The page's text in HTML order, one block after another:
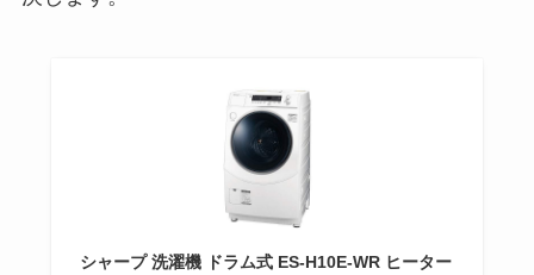
シャープ 洗濯機 ドラム式 ES-H10E-WR ヒーター